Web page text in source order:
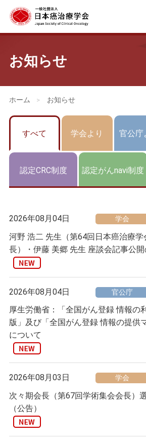
お知らせ
会員・医療関係の皆さまへ
> お知らせ
すべて 学会より 官公庁
認定CRC制度 認定がんnavi制度
2026年08月04日 学会
河野 浩二 先生（第64回日本癌治療学
長）・伊藤 美郷 先生 座談会記事公
2026年08月04日 官公庁
厚生労働省：「全国がん登録 情報の
版」及び「全国がん登録 情報の提供
について
2026年08月03日 学会
次々期会長（第67回学術集会会長）
（公告）